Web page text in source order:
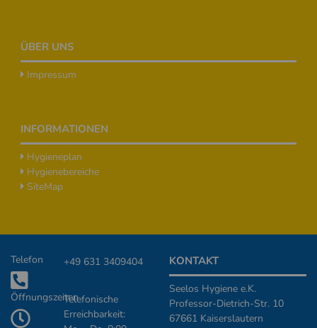
ÜBER UNS
Impressum
INFORMATIONEN
Hygieneplan
Hygienebereiche
SiteMap
Zusätzliche Informationen
Telefon +49 631 3409404
ÖffnungszeitenTelefonische
Erreichbarkeit:
KONTAKT
Seelos Hygiene e.K.
Professor-Dietrich-Str. 10
67661 Kaiserslautern